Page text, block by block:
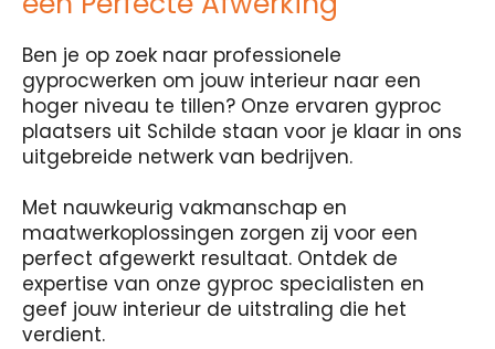
Ben je op zoek naar professionele
gyprocwerken om jouw interieur naar een
hoger niveau te tillen? Onze ervaren gyproc
plaatsers uit Schilde staan voor je klaar in ons
uitgebreide netwerk van bedrijven.
Met nauwkeurig vakmanschap en
maatwerkoplossingen zorgen zij voor een
perfect afgewerkt resultaat. Ontdek de
expertise van onze gyproc specialisten en
geef jouw interieur de uitstraling die het
verdient.